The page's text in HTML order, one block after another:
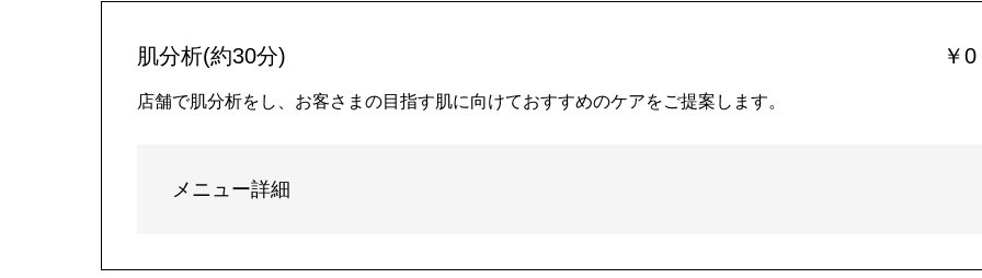
肌分析(約30分) ￥0
店舗で肌分析をし、お客さまの目指す肌に向けておすすめのケアをご提案します。
メニュー詳細